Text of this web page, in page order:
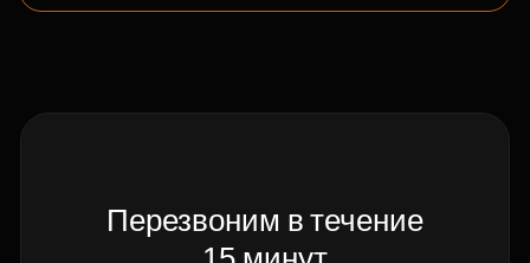
Перезвоним в течение